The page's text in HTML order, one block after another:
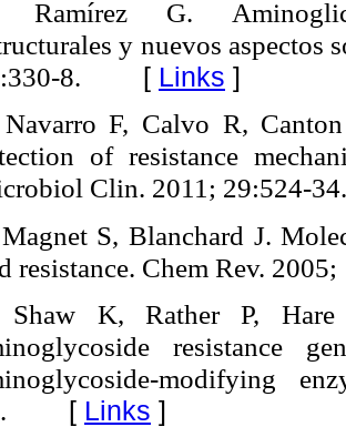
Ramírez G.
y nuevos aspectos
8. [ Links ]
F, Calvo R,
of resistance
Clin. 2011; 29:524-
S, Blanchard J.
resistance. Chem Rev.
Shaw K, Rather P,
resistance
modifying
[ Links ]